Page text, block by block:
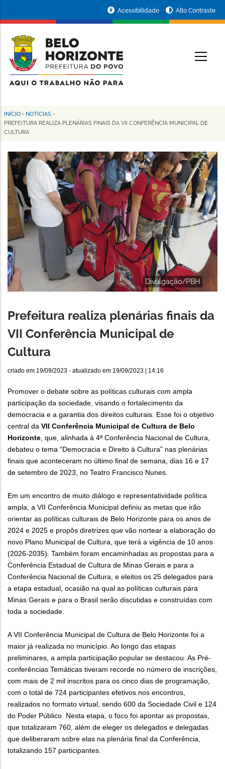
conteúdo
principal
da
Prefeitura
de
Horizonte
Acessibilidade Alto Contraste
Trilha
de
navegação
INÍCIO - NOTÍCIAS -
PREFEITURA REALIZA PLENÁRIAS FINAIS DA VII CONFERÊNCIA MUNICIPAL DE
CULTURA
Divulgação/PBH
Prefeitura realiza plenárias finais da
VII Conferência Municipal de
Cultura
criado em 19/09/2023 - atualizado em 19/09/2023 | 14:16
Promover o debate sobre as políticas culturais com ampla
participação da sociedade, visando o fortalecimento da
democracia e a garantia dos direitos culturais. Esse foi o objetivo
central da VII Conferência Municipal de Cultura de Belo
Horizonte, que, alinhada à 4ª Conferência Nacional de Cultura,
debateu o tema “Democracia e Direito à Cultura” nas plenárias
finais que aconteceram no último final de semana, dias 16 e 17
de setembro de 2023, no Teatro Francisco Nunes.
Em um encontro de muito diálogo e representatividade política
ampla, a VII Conferência Municipal definiu as metas que irão
orientar as políticas culturais de Belo Horizonte para os anos de
2024 e 2025 e propôs diretrizes que vão nortear a elaboração do
novo Plano Municipal de Cultura, que terá a vigência de 10 anos
(2026-2035). Também foram encaminhadas as propostas para a
Conferência Estadual de Cultura de Minas Gerais e para a
Conferência Nacional de Cultura, e eleitos os 25 delegados para
a etapa estadual, ocasião na qual as políticas culturais para
Minas Gerais e para o Brasil serão discutidas e construídas com
toda a sociedade.
A VII Conferência Municipal de Cultura de Belo Horizonte foi a
maior já realizada no município. Ao longo das etapas
preliminares, a ampla participação popular se destacou. As Pré-
conferências Temáticas tiveram recorde no número de inscrições,
com mais de 2 mil inscritos para os cinco dias de programação,
com o total de 724 participantes efetivos nos encontros,
realizados no formato virtual, sendo 600 da Sociedade Civil e 124
do Poder Público. Nesta etapa, o foco foi apontar as propostas,
que totalizaram 760, além de eleger os delegados e delegadas
que deliberaram sobre elas na plenária final da Conferência,
totalizando 157 participantes.